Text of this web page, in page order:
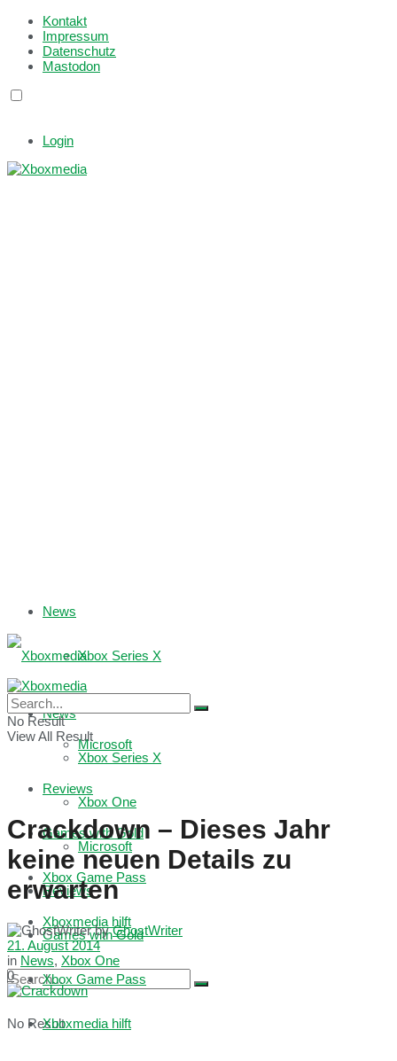
Kontakt
Impressum
Datenschutz
Mastodon
Login
News
Xbox Series X
Microsoft
Reviews
Games with Gold
Xbox Game Pass
Xboxmedia hilft
No Result
News
Xbox Series X
Xbox One
Microsoft
Reviews
Games with Gold
Xbox Game Pass
Xboxmedia hilft
No Result
View All Result
Crackdown – Dieses Jahr
keine neuen Details zu
erwarten
by GhostWriter
21. August 2014
in News, Xbox One
0